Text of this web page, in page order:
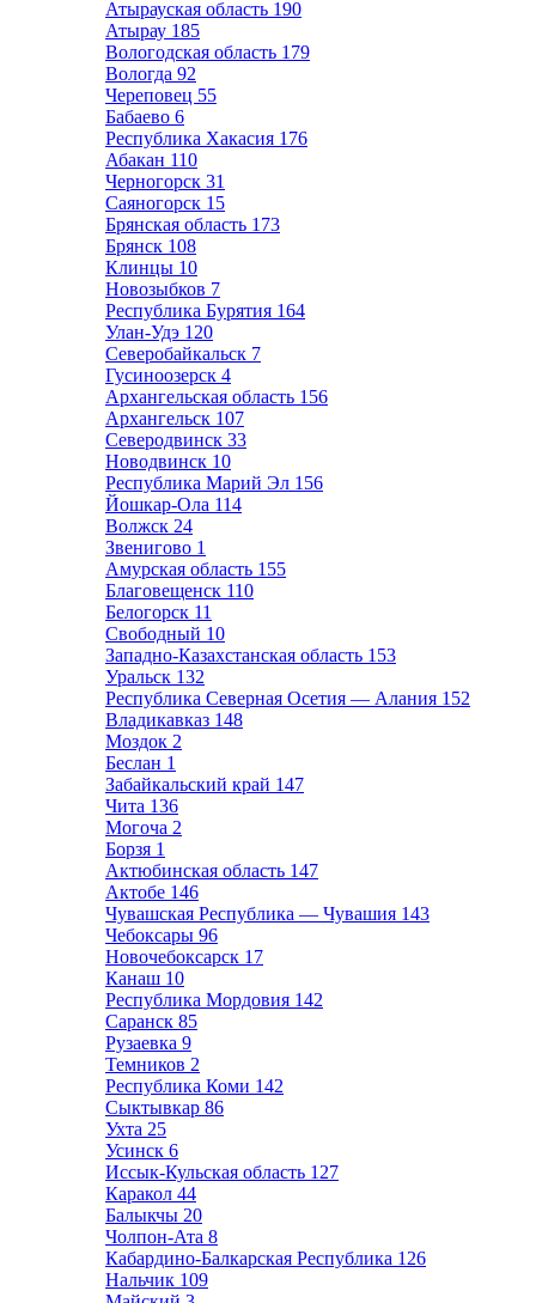
Атырауская область 190
Атырау 185
Вологодская область 179
Вологда 92
Череповец 55
Бабаево 6
Республика Хакасия 176
Абакан 110
Черногорск 31
Саяногорск 15
Брянская область 173
Брянск 108
Клинцы 10
Новозыбков 7
Республика Бурятия 164
Улан-Удэ 120
Северобайкальск 7
Гусиноозерск 4
Архангельская область 156
Архангельск 107
Северодвинск 33
Новодвинск 10
Республика Марий Эл 156
Йошкар-Ола 114
Волжск 24
Звенигово 1
Амурская область 155
Благовещенск 110
Белогорск 11
Свободный 10
Западно-Казахстанская область 153
Уральск 132
Республика Северная Осетия — Алания 152
Владикавказ 148
Моздок 2
Беслан 1
Забайкальский край 147
Чита 136
Могоча 2
Борзя 1
Актюбинская область 147
Актобе 146
Чувашская Республика — Чувашия 143
Чебоксары 96
Новочебоксарск 17
Канаш 10
Республика Мордовия 142
Саранск 85
Рузаевка 9
Темников 2
Республика Коми 142
Сыктывкар 86
Ухта 25
Усинск 6
Иссык-Кульская область 127
Каракол 44
Балыкчы 20
Чолпон-Ата 8
Кабардино-Балкарская Республика 126
Нальчик 109